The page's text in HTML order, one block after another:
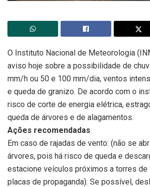
O Instituto Nacional de Meteorologia
aviso hoje sobre a possibilidade de
mm/h ou 50 e 100 mm/dia, ventos
e queda de granizo. De acordo com o
risco de corte de energia elétrica,
queda de árvores e de alagamentos.
Ações recomendadas
Em caso de rajadas de vento: (não se
árvores, pois há risco de queda e
estacione veículos próximos a torres de
placas de propaganda). Se possível,